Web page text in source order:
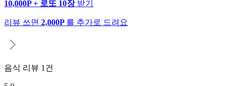
10,000P + 로또 10장 받기
리뷰 쓰면 2,000P 를 추가로 드려요
음식 리뷰 1 건